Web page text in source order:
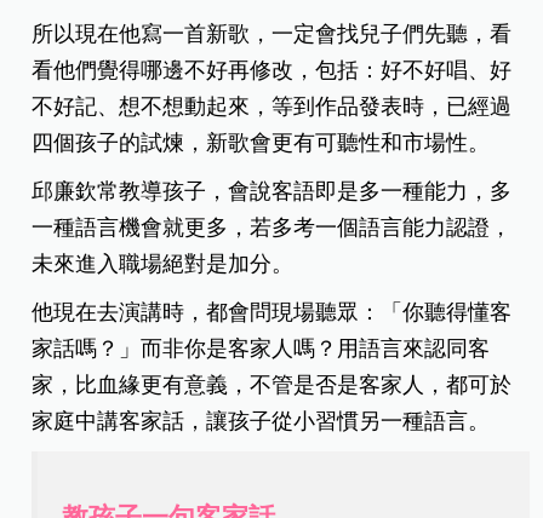
所以現在他寫一首新歌，一定會找兒子們先聽，看
看他們覺得哪邊不好再修改，包括：好不好唱、好
不好記、想不想動起來，等到作品發表時，已經過
四個孩子的試煉，新歌會更有可聽性和市場性。
邱廉欽常教導孩子，會說客語即是多一種能力，多
一種語言機會就更多，若多考一個語言能力認證，
未來進入職場絕對是加分。
他現在去演講時，都會問現場聽眾：「你聽得懂客
家話嗎？」而非你是客家人嗎？用語言來認同客
家，比血緣更有意義，不管是否是客家人，都可於
家庭中講客家話，讓孩子從小習慣另一種語言。